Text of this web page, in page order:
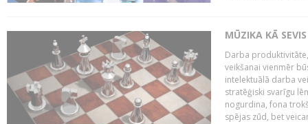
MŪZIKA KĀ
Darba
veikšanai vienmēr
intelektuālā darba
stratēģiski svarīgu
nogurdina, fona
spējas zūd, bet